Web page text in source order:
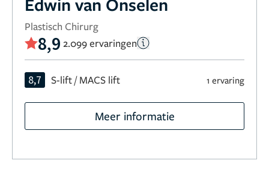
Plastisch Chirurg
8,9 2.099 ervaringen
8,7 S-lift / MACS lift 1 ervaring
Meer informatie